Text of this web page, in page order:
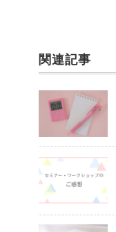
関連記事